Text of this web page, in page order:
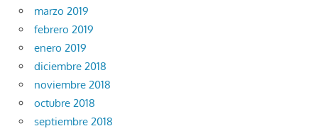
marzo 2019
febrero 2019
enero 2019
diciembre 2018
noviembre 2018
octubre 2018
septiembre 2018